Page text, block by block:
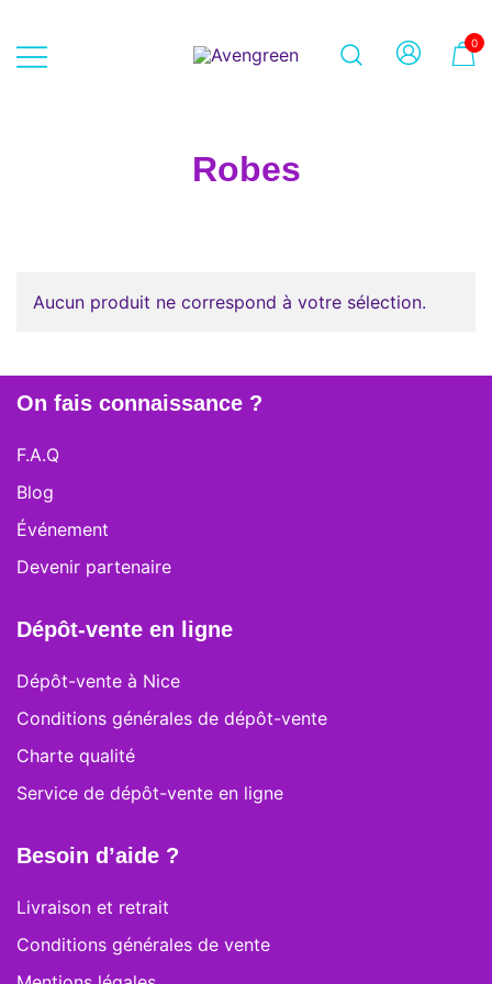
content
0
Robes
Aucun produit ne correspond à votre sélection.
On fais connaissance ?
F.A.Q
Blog
Événement
Devenir partenaire
Dépôt-vente en ligne
Dépôt-vente à Nice
Conditions générales de dépôt-vente
Charte qualité
Service de dépôt-vente en ligne
Besoin d’aide ?
Livraison et retrait
Conditions générales de vente